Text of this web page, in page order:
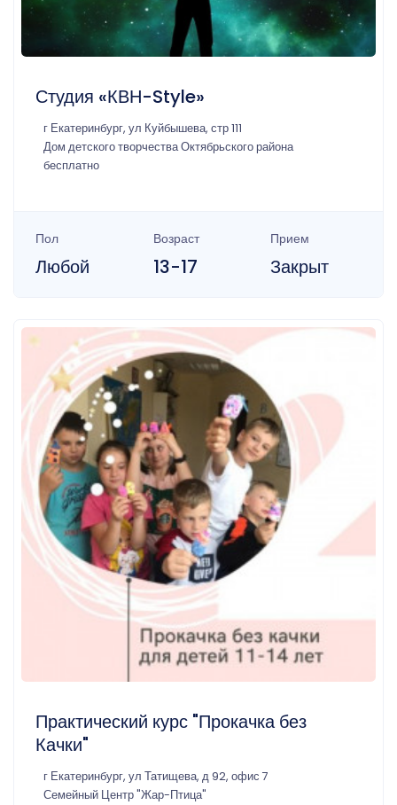
Студия «КВН-Style»
г Екатеринбург, ул Куйбышева, стр 111
Дом детского творчества Октябрьского района
бесплатно
Пол
Любой
Возраст
13-17
Прием
Закрыт
Практический курс "Прокачка без
Качки"
г Екатеринбург, ул Татищева, д 92, офис 7
Семейный Центр "Жар-Птица"